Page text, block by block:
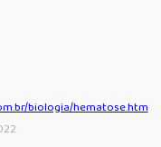
biologia/hematose.htm